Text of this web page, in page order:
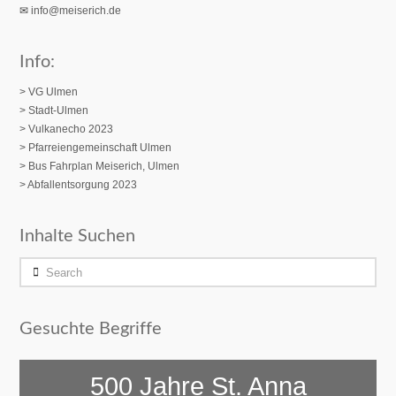
✉info@meiserich.de
Info:
> VG Ulmen
> Stadt-Ulmen
> Vulkanecho 2023
> Pfarreiengemeinschaft Ulmen
> Bus Fahrplan Meiserich, Ulmen
> Abfallentsorgung 2023
Inhalte Suchen
Search
Gesuchte Begriffe
500 Jahre St. Anna